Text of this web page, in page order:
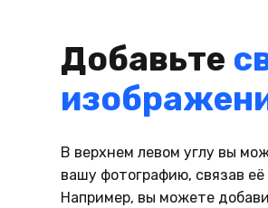
Добавьте
В верхнем левом углу вы
вашу фотографию, связав
Например, вы можете